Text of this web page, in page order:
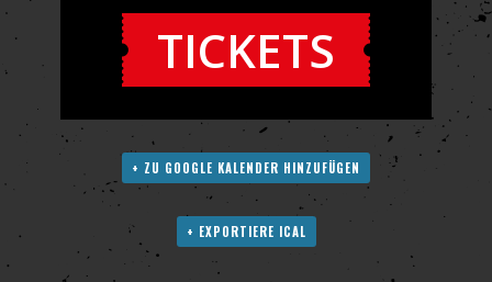
TICKETS
+ ZU GOOGLE KALENDER HINZUFÜGEN
+ EXPORTIERE ICAL